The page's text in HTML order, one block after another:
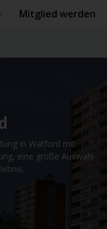
Mitglied werden
in Watford mit
eine große Auswahl